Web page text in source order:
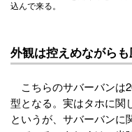
込んで来る。
外観は控えめながら
こちらのサバーバンは
型となる。実はタホに関
というが、サバーバンに